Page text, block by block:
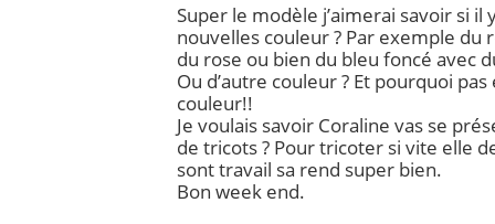
Super le modèle j’aimerai savoir si il
nouvelles couleur ? Par exemple du
du rose ou bien du bleu foncé avec
Ou d’autre couleur ? Et pourquoi
couleur!!
Je voulais savoir Coraline vas se
de tricots ? Pour tricoter si vite elle
sont travail sa rend super bien.
Bon week end.